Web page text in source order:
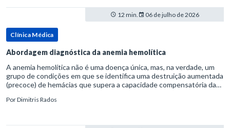
12 min. 06 de julho de 2026
Clínica Médica
Abordagem diagnóstica da anemia hemolítica
A anemia hemolítica não é uma doença única, mas, na verdade, um
grupo de condições em que se identifica uma destruição aumentada
(precoce) de hemácias que supera a capacidade compensatória da
PorDimitris Rados